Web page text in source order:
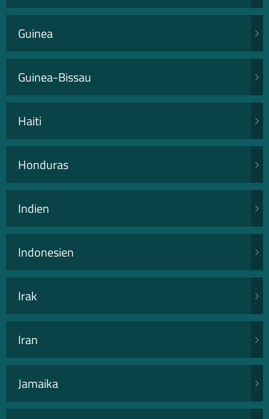
Guinea
Guinea-Bissau
Haiti
Honduras
Indien
Indonesien
Irak
Iran
Jamaika